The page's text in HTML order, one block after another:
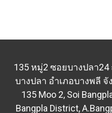
135 หมู่2 ซอยบางปลา
บางปลา อำเภอบางพลี
135 Moo 2, Soi
Bangpla District,